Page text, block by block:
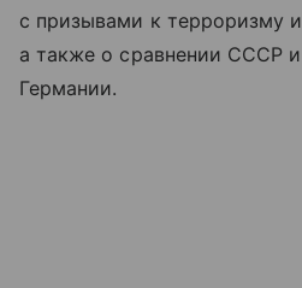
с призывами к терроризму
а также о сравнении СССР
Германии.